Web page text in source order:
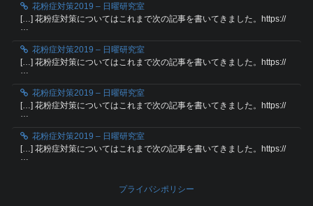
花粉症対策2019 – 日曜研究室
[…] 花粉症対策についてはこれまで次の記事を書いてきました。https://
花粉症対策2019 – 日曜研究室
[…] 花粉症対策についてはこれまで次の記事を書いてきました。https://
花粉症対策2019 – 日曜研究室
[…] 花粉症対策についてはこれまで次の記事を書いてきました。https://
…
花粉症対策2019 – 日曜研究室
[…] 花粉症対策についてはこれまで次の記事を書いてきました。https://
…
プライバシポリシー